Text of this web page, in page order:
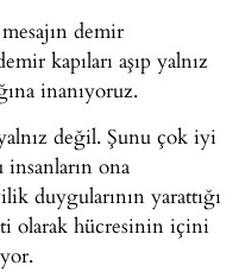
demir
kapıları aşıp yalnız
inanıyoruz.
değil. Şunu çok iyi
ona
duygularının yarattığı
olarak hücresinin içini